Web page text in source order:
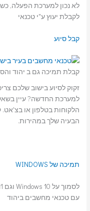
לא נכון למערכת הפעלה,
לקבלת יעוץ ע"י טכנאי
קבל סיוע
קבלת תמיכה גם ב יהוד
למערכת החדשה? עיין
הלקוחות בטלפון או
הבעיה שלך במהירות.
תמיכה של WINDOWS
לסמוך על Windows 10 וגם 11
עם טכנאי מחשבים ביהוד